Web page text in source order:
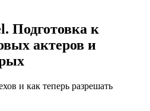
Подготовка к
актеров и
и как теперь разрешать